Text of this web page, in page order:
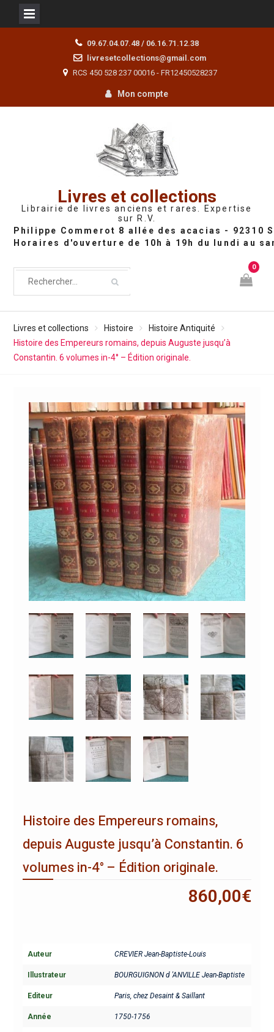
09.67.04.07.48 / 06.16.71.12.38
livresetcollections@gmail.com
RCS 450 528 237 00016 - FR12450528237
Mon compte
Livres et collections
Librairie de livres anciens et rares. Expertise
sur R.V.
0
Livres et collections Histoire
Histoire Antiquité
Histoire des Empereurs romains, depuis Auguste jusqu’à
Constantin. 6 volumes in-4° – Édition originale.
Histoire des Empereurs romains,
depuis Auguste jusqu’à Constantin. 6
volumes in-4° – Édition originale.
860,00€
Auteur CREVIER Jean-Baptiste-Louis
Illustrateur BOURGUIGNON d 'ANVILLE Jean-Baptiste
Editeur Paris, chez Desaint & Saillant
Année 1750-1756